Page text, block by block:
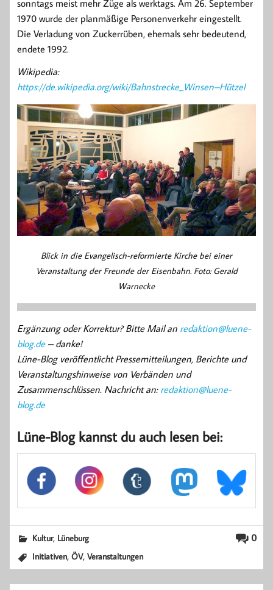
sonntags meist mehr Züge als werktags. Am 26. September
1970 wurde der planmäßige Personenverkehr eingestellt.
Die Verladung von Zuckerrüben, ehemals sehr bedeutend,
endete 1992.
Wikipedia:
https://de.wikipedia.org/wiki/Bahnstrecke_Winsen–Hützel
Blick in die Evangelisch-reformierte Kirche bei einer
Veranstaltung der Freunde der Eisenbahn. Foto: Gerald
Warnecke
Ergänzung oder Korrektur? Bitte Mail an redaktion@luene-
blog.de– danke!
Lüne-Blog veröffentlicht Pressemitteilungen, Berichte und
Veranstaltungshinweise von Verbänden und
Zusammenschlüssen. Nachricht an: redaktion@luene-
blog.de
Lüne-Blog kannst du auch lesen bei:
0
Kultur, Lüneburg
Initiativen,ÖV,Veranstaltungen